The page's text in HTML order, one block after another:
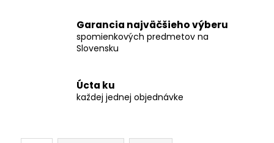
Garancia najväčšieho výberu
spomienkových predmetov na
Slovensku
Úcta ku
každej jednej objednávke